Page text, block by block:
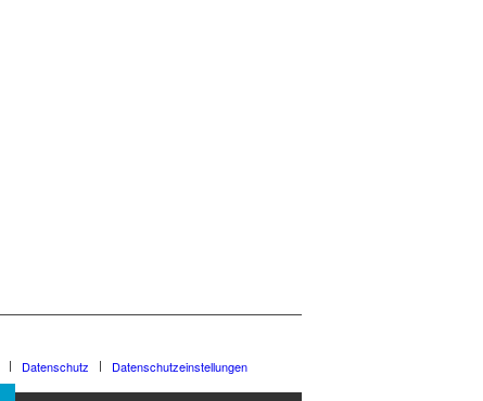
Datenschutz Datenschutzeinstellungen